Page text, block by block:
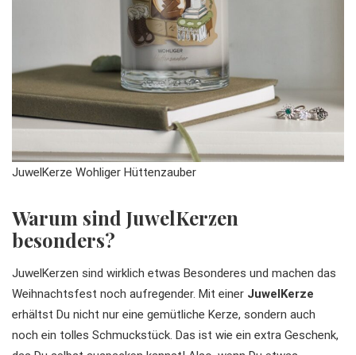
JuwelKerze Wohliger Hüttenzauber
Warum sind JuwelKerzen
besonders?
JuwelKerzen sind wirklich etwas Besonderes und machen das
Weihnachtsfest noch aufregender. Mit einer JuwelKerze
erhältst Du nicht nur eine gemütliche Kerze, sondern auch
noch ein tolles Schmuckstück. Das ist wie ein extra Geschenk,